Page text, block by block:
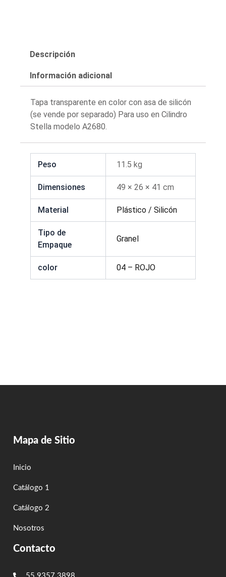
Descripción
Información adicional
Tapa transparente en color con asa de silicón
(se vende por separado) Para uso en Cilindro
Stella modelo A2680.
Peso 11.5 kg
Dimensiones 49 × 26 × 41 cm
Material Plástico / Silicón
Tipo de
Empaque
Granel
color 04 – ROJO
Mapa de Sitio
Inicio
Catálogo 1
Catálogo 2
Nosotros
Contacto